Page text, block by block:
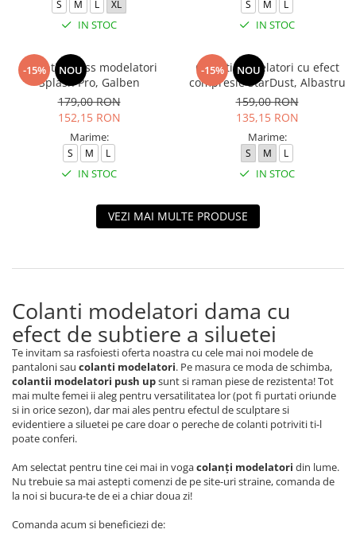
S M L XL
IN STOC
S M L
IN STOC
-15% NOU
Colanti fitness modelatori
Splash Pro, Galben
179,00 RON
152,15 RON
Marime:
S M L
IN STOC
-15% NOU
Colanti modelatori cu efect
compresie StarDust, Albastru
159,00 RON
135,15 RON
Marime:
S M L
IN STOC
VEZI MAI MULTE PRODUSE
Colanti modelatori dama cu
efect de subtiere a siluetei
Te invitam sa rasfoiesti oferta noastra cu cele mai noi modele de
pantaloni sau colanti modelatori. Pe masura ce moda de schimba,
colantii modelatori push upsunt si raman piese de rezistenta! Tot
mai multe femei ii aleg pentru versatilitatea lor (pot fi purtati oriunde
si in orice sezon), dar mai ales pentru efectul de sculptare si
evidentiere a siluetei pe care doar o pereche de colanti potriviti ti-l
poate conferi.
Am selectat pentru tine cei mai in vogacolanți modelatori din lume.
Nu trebuie sa mai astepti comenzi de pe site-uri straine, comanda de
la noi si bucura-te de ei a chiar doua zi!
Comanda acum si beneficiezi de: